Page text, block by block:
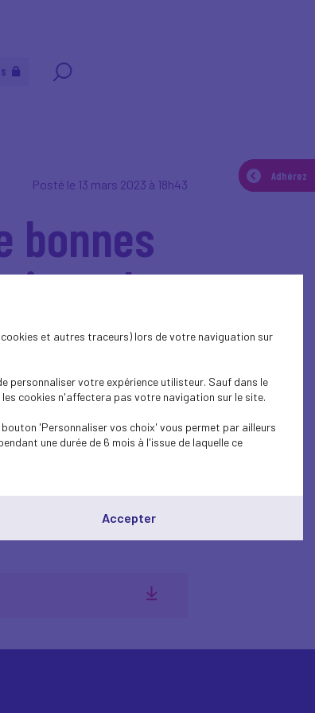
Adhérez
Adhérez
Posté le 13 mars 2023 à 18h43
bonnes
et à lutter
professionnels
un Code de bonnes
opérant dans le secteur de
et autres traceurs) lors de votre naviguation sur
personnaliser votre expérience utilisteur. Sauf dans le
cookies n'affectera pas votre navigation sur le site.
'Personnaliser vos choix' vous permet par ailleurs
une durée de 6 mois à l'issue de laquelle ce
Accepter